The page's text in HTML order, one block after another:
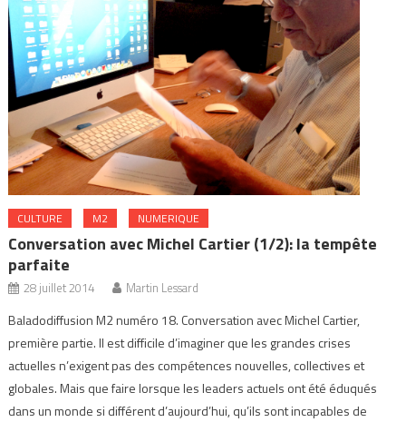
CULTURE M2 NUMERIQUE
Conversation avec Michel Cartier (1/2): la tempête
parfaite
28 juillet 2014 Martin Lessard
Baladodiffusion M2 numéro 18. Conversation avec Michel Cartier,
première partie. Il est difficile d’imaginer que les grandes crises
actuelles n’exigent pas des compétences nouvelles, collectives et
globales. Mais que faire lorsque les leaders actuels ont été éduqués
dans un monde si différent d’aujourd’hui, qu’ils sont incapables de